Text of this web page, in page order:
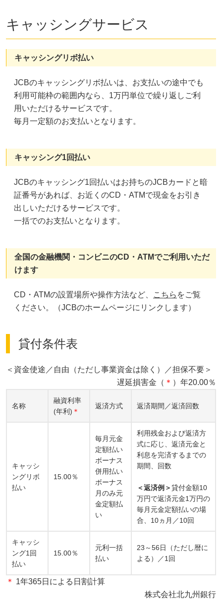
キャッシングサービス
キャッシングリボ払い
JCBのキャッシングリボ払いは、お支払いの途中でも
利用可能枠の範囲内なら、1万円単位で繰り返しご利
用いただけるサービスです。
毎月一定額のお支払いとなります。
キャッシング1回払い
JCBのキャッシング1回払いはお持ちのJCBカードと暗
証番号があれば、お近くのCD・ATMで現金をお引き
出しいただけるサービスです。
一括でのお支払いとなります。
全国の金融機関・コンビニのCD・ATMでご利用いただ
けます
CD・ATMの設置場所や操作方法など、 こちら をご覧
ください。（JCBのホームページにリンクします）
貸付条件表
＜資金使途／自由（ただし事業資金は除く）／担保不要＞
遅延損害金（ ＊ ）年20.00％
名称
融資利率
(年利) ＊
返済方式 返済期間／返済回数
キャッシ
ングリボ
払い
15.00％
毎月元金
定額払い
ボーナス
併用払い
ボーナス
月のみ元
金定額払
い
利用残金および返済方
式に応じ、返済元金と
利息を完済するまでの
期間、回数
＜返済例＞貸付金額10
万円で返済元金1万円の
毎月元金定額払いの場
合、10ヵ月／10回
キャッシ
ング1回
払い
15.00％
元利一括
払い
23～56日（ただし暦に
よる）／1回
＊ 1年365日による日割計算
株式会社北九州銀行